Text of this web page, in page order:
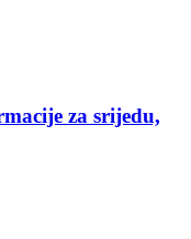
za srijedu,